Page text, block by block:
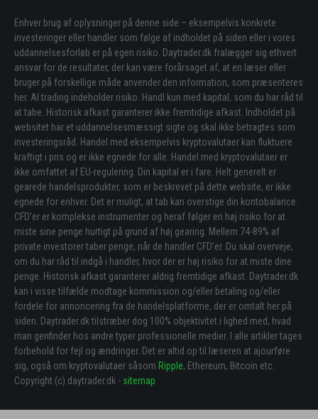
Enhver brug af oplysninger på denne side – eksempelvis konkrete
investeringer eller handler som følge af indholdet på siden eller i vores
uddannelsesforløb er på egen risiko. Daytrader.dk fralægger sig ethvert
ansvar for de resultater, der kan være forårsaget af, at en læser eller
bruger på forskellige måde anvender den information, som præsenteres
her. Al trading indeholder risiko. Handl kun med kapital, som du har råd til
at tabe. Historisk afkast garanterer ikke fremtidige afkast. Indholdet på
websitet har et uddannelsesmæssigt sigte og skal ikke betragtes som
investeringsråd. Handel med eksempelvis kryptovalutaer kan fluktuere
kraftigt i pris og er ikke egnede for alle. Handel med kryptovalutaer er
ikke omfattet af EU-regulering. Din kapital er i fare. Helt generelt er
gearede handelsprodukter, som er beskrevet på dette website, er ikke
egnede for enhver. Det er muligt, at tab kan overstige din kontobalance.
CFD’er er komplekse instrumenter og heraf følger en høj risiko for at
miste sine penge hurtigt på grund af høj gearing. Mellem 74-89% af
private investorer taber penge, når de handler CFD’er. Du skal overveje,
om du har råd til indgå i handler, hvor der er høj risiko for at miste dine
penge. Historisk afkast garanterer aldrig fremtidige afkast. Daytrader.dk
kan i visse tilfælde modtage kommission og/eller betaling og/eller
fordele for annoncering fra de handelsplatforme, der er omtalt her på
siden. Daytrader.dk tilstræber dog 100% objektivitet i lighed med, hvad
man genfinder hos andre typer professionelle medier. I alle artikler tages
forbehold for fejl og ændringer. Det er altid op til læseren at ajourføre
sig, også om kryptovalutaer såsom Ripple, Ethereum, Bitcoin etc.
Copyright (c) daytrader.dk - sitemap